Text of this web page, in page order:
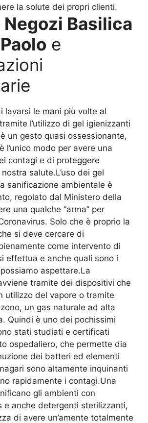
la solute dei propri clienti.
Basilica
e
lavarsi le mani più volte al
l’utilizzo di gel igienizzanti
un gesto quasi ossessionante,
l’unico modo per avere una
contagi e di proteggere
salute.L’uso dei gel
sanificazione ambientale è
regolato dal Ministero della
una qualche “arma” per
Solo che è proprio la
si deve cercare di
come intervento di
effettua e anche quali sono i
aspettare.La
tramite dei dispositivi che
utilizzo del vapore o tramite
un gas naturale ad alta
Quindi è uno dei pochissimi
stati studiati e certificati
ospedaliero, che permette dia
dei batteri ed elementi
sono altamente inquinanti
rapidamente i contagi.Una
gli ambienti con
e anche detergenti sterilizzanti,
di avere un’amente totalmente